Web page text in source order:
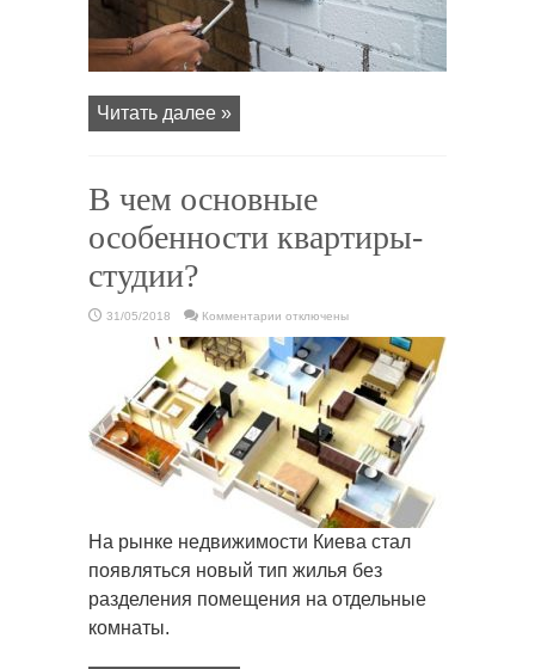
Читать далее »
В чем основные
особенности квартиры-
студии?
31/05/2018 Комментарии
В
чем
основные
особенности
квартиры-
студии?
отключены
На рынке недвижимости Киева стал
появляться новый тип жилья без
разделения помещения на отдельные
комнаты.